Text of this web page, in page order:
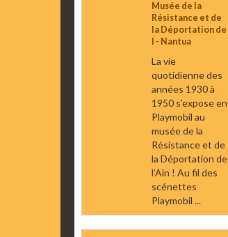
Musée de la
Résistance et de
la Déportation de
l - Nantua
La vie
quotidienne des
années 1930 à
1950 s’expose en
Playmobil au
musée de la
Résistance et de
la Déportation de
l’Ain ! Au fil des
scénettes
Playmobil ...